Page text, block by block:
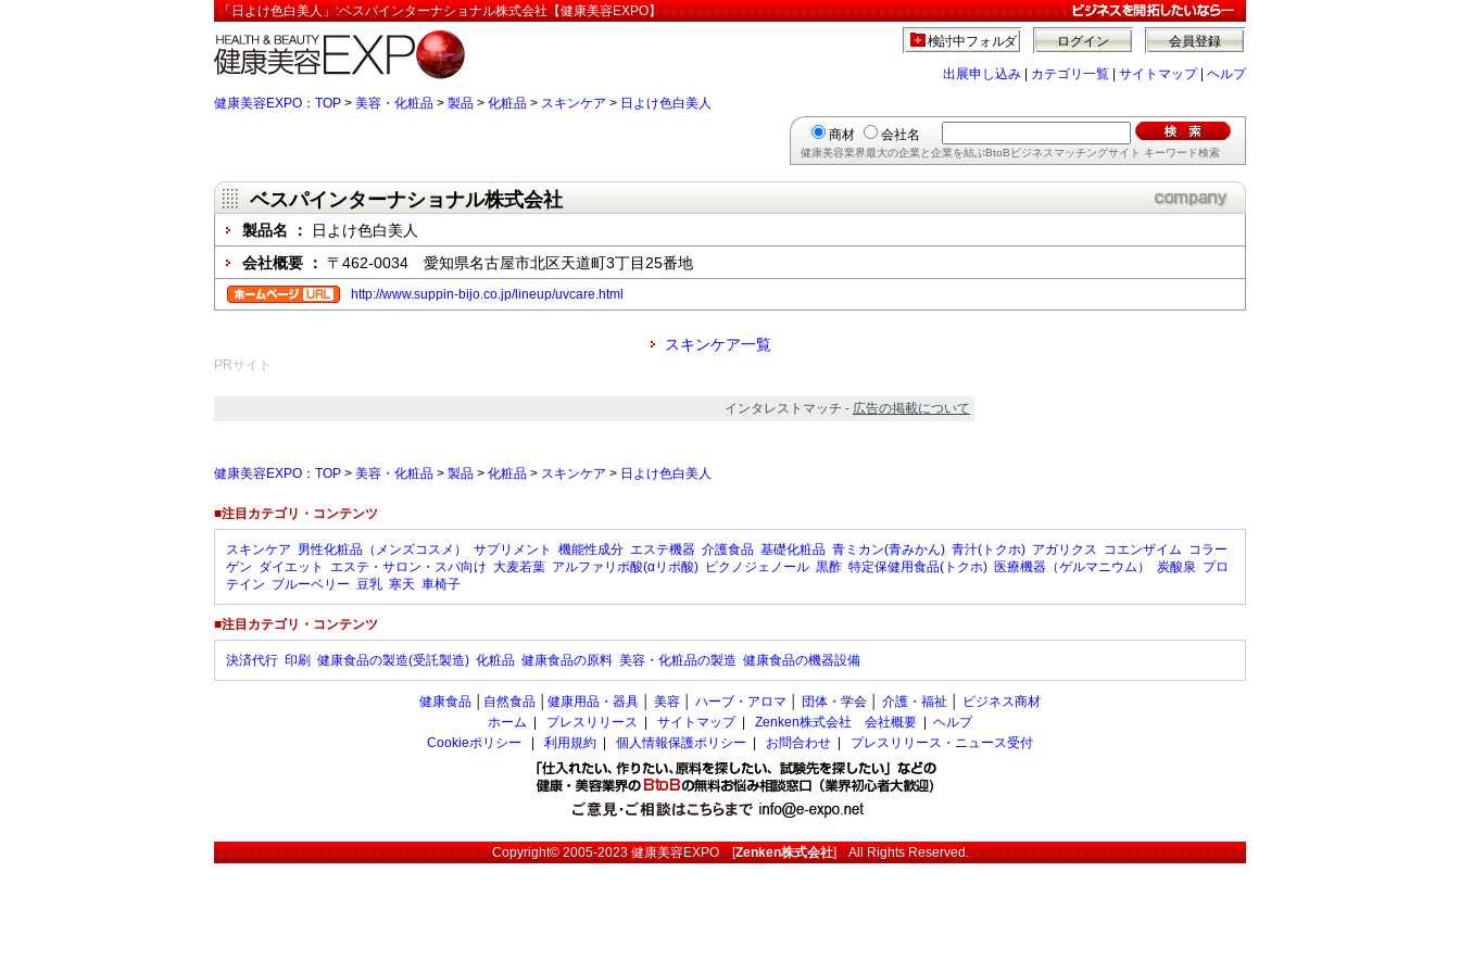
「日よけ色白美人」:ベスパインターナショナル株式会社【健康美容EXPO】
会員登録
ログイン
検討中フォルダ
出展申し込み カテゴリ一覧 サイトマップ| ヘルプ
健康美容EXPO：TOP > 美容・化粧品 > 製品 > 化粧品 > スキンケア > 日よけ色白美人
商材 会社名
健康美容業界最大の企業と企業を結ぶBtoBビジネスマッチングサイト キーワード検索
ベスパインターナショナル株式会社
製品名 ：
日よけ色白美人
会社概要 ： 〒462-0034 愛知県名古屋市北区天道町3丁目25番地
http://www.suppin-bijo.co.jp/lineup/uvcare.html
スキンケア一覧
PRサイト
インタレストマッチ - 広告の掲載について
健康美容EXPO：TOP > 美容・化粧品 > 製品 > 化粧品 > スキンケア > 日よけ色白美人
■注目カテゴリ・コンテンツ
スキンケア 男性化粧品（メンズコスメ） サプリメント 機能性成分 エステ機器 介護食品 基礎化粧品 青ミカン(青みかん) 青汁(トクホ) アガリクス コエンザイム コラー
ゲン ダイエット エステ・サロン・スパ向け 大麦若葉 アルファリポ酸(αリポ酸) ピクノジェノール 黒酢 特定保健用食品(トクホ) 医療機器（ゲルマニウム） 炭酸泉 プロ
テイン ブルーベリー 豆乳 寒天 車椅子
■注目カテゴリ・コンテンツ
決済代行 印刷 健康食品の製造(受託製造) 化粧品 健康食品の原料 美容・化粧品の製造 健康食品の機器設備
健康食品 自然食品 健康用品・器具 美容 ハーブ・アロマ 団体・学会 介護・福祉
ビジネス商材
ホーム
プレスリリース サイトマップ| Zenken株式会社 会社概要
ヘルプ
Cookieポリシー
利用規約 個人情報保護ポリシー お問合わせ プレスリリース・ニュース受付
Copyright© 2005-2023健康美容EXPO[Zenken株式会社] All Rights Reserved.